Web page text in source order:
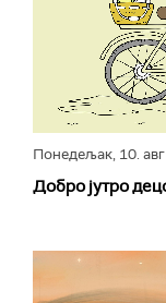
Понедељак, 10.
Добро јутро